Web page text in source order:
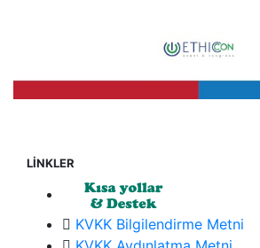
LİNKLER
KVKK Bilgilendirme Metni